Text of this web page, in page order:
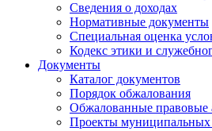
Сведения о доходах
Нормативные документы
Специальная оценка
Кодекс этики и
Документы
Каталог документов
Порядок обжалования
Обжалованные правовые
Проекты муниципальных